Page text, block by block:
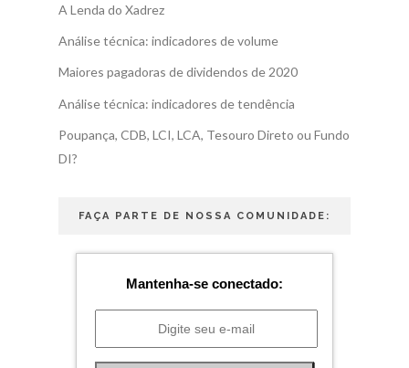
A Lenda do Xadrez
Análise técnica: indicadores de volume
Maiores pagadoras de dividendos de 2020
Análise técnica: indicadores de tendência
Poupança, CDB, LCI, LCA, Tesouro Direto ou Fundo
DI?
FAÇA PARTE DE NOSSA COMUNIDADE:
Mantenha-se conectado: